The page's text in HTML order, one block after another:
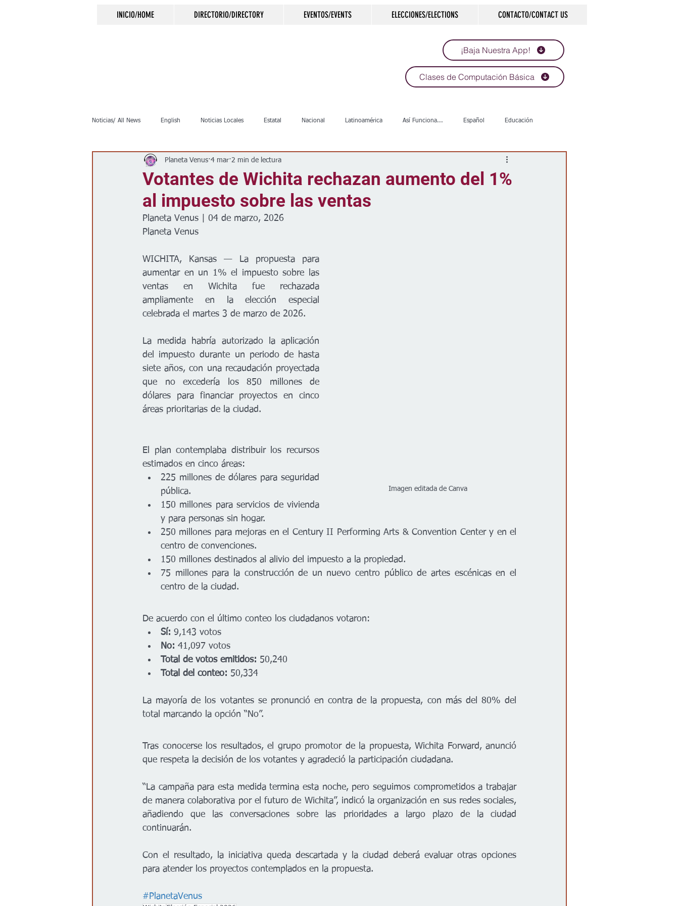
INICIO/HOME DIRECTORIO/DIRECTORY EVENTOS/EVENTS ELECCIONES/ELECTIONS CONTACTO/CONTACT US
¡Baja Nuestra App!
Clases de Computación Básica
Noticias/ All News English Noticias Locales Estatal Nacional Latinoamérica Así Funciona... Español Educación
Inmigración Crimen Negocios Salud
Clima Vivienda Escuelas Calles Desamparados
Votantes de Wichita rechazan aumento del 1%
al impuesto sobre las ventas
Planeta Venus 4 mar 2 min de lectura
Planeta Venus | 04 de marzo, 2026
Planeta Venus
Imagen editada de Canva
WICHITA, Kansas — La propuesta para
aumentar en un 1% el impuesto sobre las
ventas en Wichita fue rechazada
ampliamente en la elección especial
celebrada el martes 3 de marzo de 2026.
La medida habría autorizado la aplicación
del impuesto durante un periodo de hasta
siete años, con una recaudación proyectada
que no excedería los 850 millones de
dólares para financiar proyectos en cinco
áreas prioritarias de la ciudad.
El plan contemplaba distribuir los recursos
estimados en cinco áreas:
225 millones de dólares para seguridad
pública.
150 millones para servicios de vivienda
y para personas sin hogar.
250 millones para mejoras en el Century II Performing Arts & Convention Center y en el
centro de convenciones.
150 millones destinados al alivio del impuesto a la propiedad.
75 millones para la construcción de un nuevo centro público de artes escénicas en el
centro de la ciudad.
De acuerdo con el último conteo los ciudadanos votaron:
Sí: 9,143 votos
No: 41,097 votos
Total de votos emitidos: 50,240
Total del conteo: 50,334
La mayoría de los votantes se pronunció en contra de la propuesta, con más del 80% del
total marcando la opción “No”.
Tras conocerse los resultados, el grupo promotor de la propuesta, Wichita Forward, anunció
que respeta la decisión de los votantes y agradeció la participación ciudadana.
“La campaña para esta medida termina esta noche, pero seguimos comprometidos a trabajar
de manera colaborativa por el futuro de Wichita”, indicó la organización en sus redes sociales,
añadiendo que las conversaciones sobre las prioridades a largo plazo de la ciudad
continuarán.
Con el resultado, la iniciativa queda descartada y la ciudad deberá evaluar otras opciones
para atender los proyectos contemplados en la propuesta.
#PlanetaVenus